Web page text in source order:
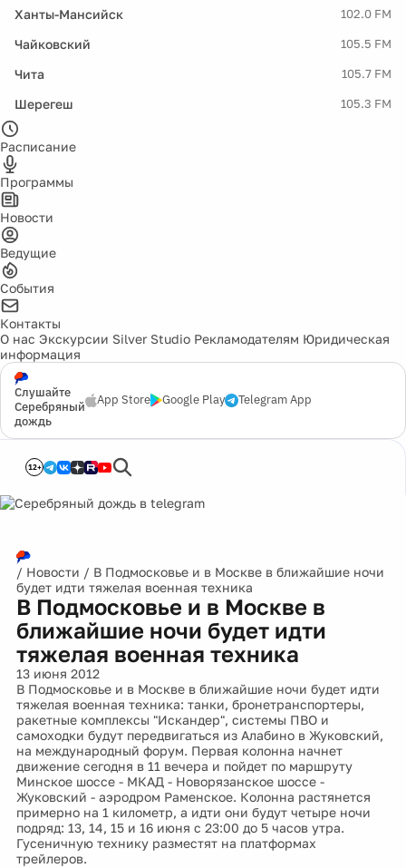
Ханты-Мансийск 102.0 FM
Чайковский 105.5 FM
Чита 105.7 FM
Шерегеш 105.3 FM
Расписание
Программы
Новости
Ведущие
События
Контакты
О нас Экскурсии Silver Studio Рекламодателям Юридическая
информация
Слушайте
Серебряный
дождь
App Store Google Play Telegram App
12+
/ Новости / В Подмосковье и в Москве в ближайшие ночи
будет идти тяжелая военная техника
В Подмосковье и в Москве в
ближайшие ночи будет идти
тяжелая военная техника
13 июня 2012
В Подмосковье и в Москве в ближайшие ночи будет идти
тяжелая военная техника: танки, бронетранспортеры,
ракетные комплексы "Искандер", системы ПВО и
самоходки будут передвигаться из Алабино в Жуковский,
на международный форум. Первая колонна начнет
движение сегодня в 11 вечера и пойдет по маршруту
Минское шоссе - МКАД - Новорязанское шоссе -
Жуковский - аэродром Раменское. Колонна растянется
примерно на 1 километр, а идти они будут четыре ночи
подряд: 13, 14, 15 и 16 июня с 23:00 до 5 часов утра.
Гусеничную технику разместят на платформах
трейлеров.